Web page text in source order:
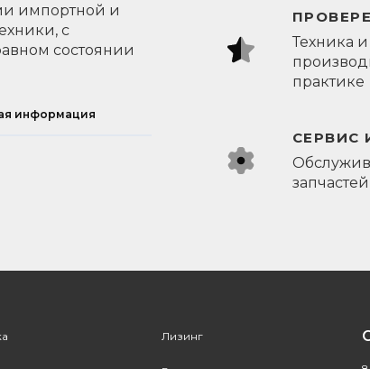
импортной и
с
состоянии
информация
Техника
практике
СЕРВИС
Лизинг